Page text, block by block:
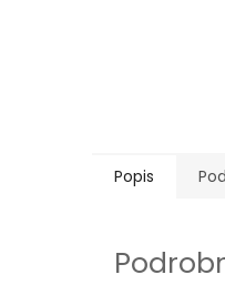
Popis